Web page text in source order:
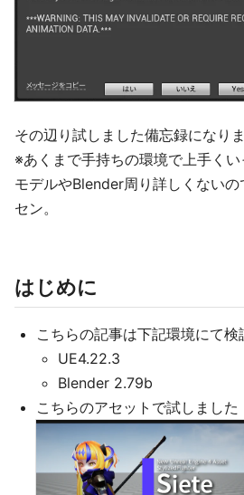
その辺り試しました備忘録になりま
※あくまで手持ちの環境で上手く
モデルやBlender周り詳しくない
セン。
はじめに
こちらの記事は下記環境にて検
UE4.22.3
Blender 2.79b
こちらのアセットで試しました